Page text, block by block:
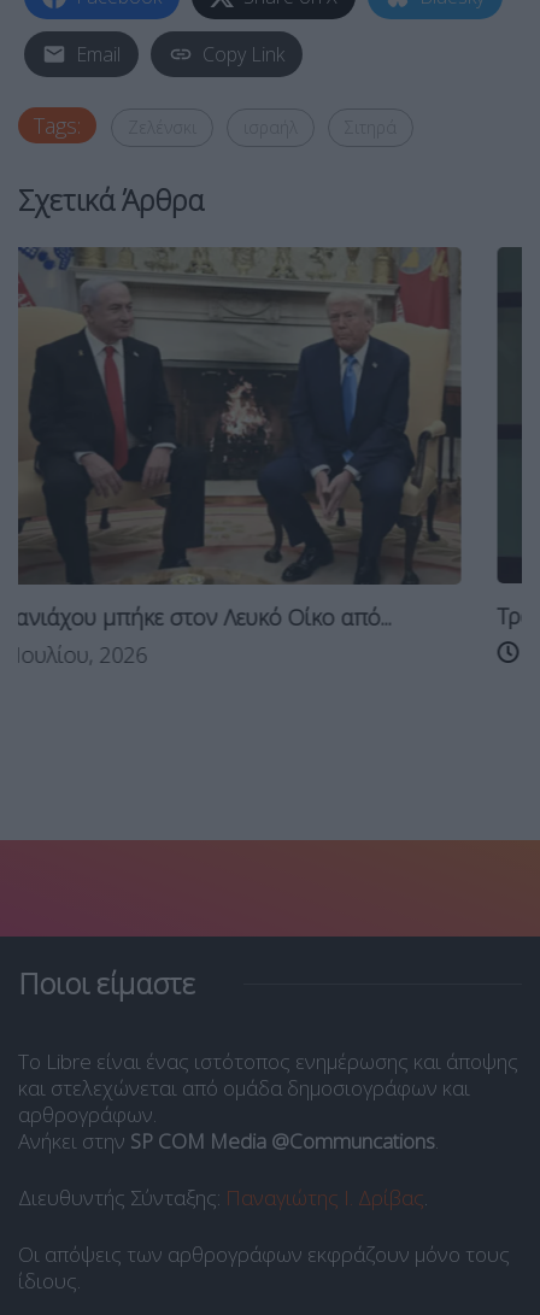
Email Copy Link
Tags:
Σχετικά Άρθρα
από...
Τραμπ: Αν δεν ήμουν εγώ δεν θα...
Ποιοι είμαστε
Το Libre είναι ένας ιστότοπος ενημέρωσης και άποψης
και στελεχώνεται από ομάδα δημοσιογράφων και
αρθρογράφων.
Ανήκει στην SP COM Media @Communcations.
Διευθυντής Σύνταξης: Παναγιώτης Ι. Δρίβας.
Οι απόψεις των αρθρογράφων εκφράζουν μόνο τους
ίδιους.